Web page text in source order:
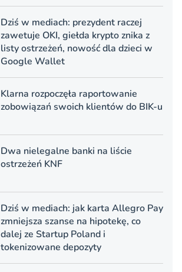
Dziś w mediach: prezydent raczej
zawetuje OKI, giełda krypto znika z
listy ostrzeżeń, nowość dla dzieci w
Google Wallet
Klarna rozpoczęła raportowanie
zobowiązań swoich klientów do BIK-u
Dwa nielegalne banki na liście
ostrzeżeń KNF
Dziś w mediach: jak karta Allegro Pay
zmniejsza szanse na hipotekę, co
dalej ze Startup Poland i
tokenizowane depozyty